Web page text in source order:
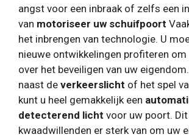
angst voor een inbraak of zelfs een
van motoriseer uw schuifpoort
het inbrengen van technologie. U
nieuwe ontwikkelingen profiteren om
over het beveiligen van uw
naast de verkeerslicht of het spel
kunt u heel gemakkelijk een
detecterend licht voor uw poort.
kwaadwillenden er sterk van om uw